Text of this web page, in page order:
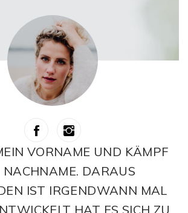
VORNAME UND KÄMPF
NACHNAME. DARAUS
IST IRGENDWANN MAL
HAT ES SICH ZU